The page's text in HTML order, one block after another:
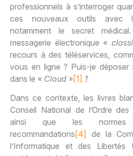
professionnels à s’interroger
ces nouveaux outils avec
notamment le secret
messagerie électronique «
recours à des téléservices,
vous en ligne ? Puis-je déposer
dans le « Cloud »[1] ?
Dans ce contexte, les livres
Conseil National de l’Ordre
ainsi que les normes
recommandations [4]
de la
l’Informatique et des Libertés